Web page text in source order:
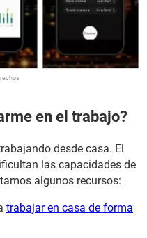
en el trabajo?
desde casa. El
las capacidades de
algunos recursos:
trabajar en casa de forma